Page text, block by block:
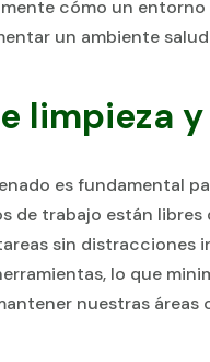
cómo un
un ambiente
limpieza
es fundamental
de trabajo están libres
sin distracciones
lo que
nuestras